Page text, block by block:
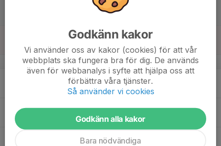
Div 2 Södra Svealand, herr 2023
v.38
Träning
Ektorp A plan
Tis
18:00
Träning
World Class
Godkänn kakor
Vi använder oss av kakor (cookies) för att vår
webbplats ska fungera bra för dig. De används
även för webbanalys i syfte att hjälpa oss att
förbättra våra tjänster.
Så använder vi cookies
Godkänn alla kakor
Bara nödvändiga